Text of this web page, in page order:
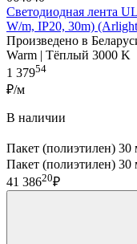
Светодиодная лента
W/m, IP20, 30m)
Произведено в
Warm | Тёплый 3000 K
1 37954
₽/м
В наличии
Пакет (полиэтилен)
Пакет (полиэтилен) 30
41 38620₽